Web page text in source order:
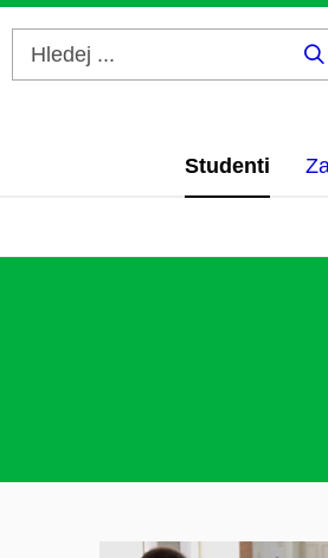
Studenti